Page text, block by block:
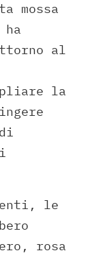
mossa
al
la
le
rosa